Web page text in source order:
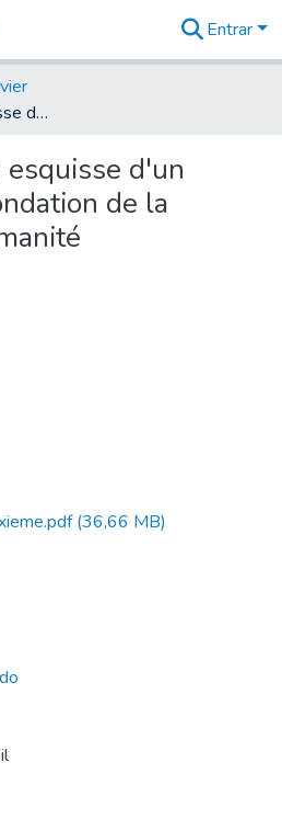
&
Coleções
Tudo na
Digital
Estatísticas
Entrar
Le positivisme : esquisse d'un tableau de la fondation de la religion de l'humanité
d'un
de la
(36,66 MB)